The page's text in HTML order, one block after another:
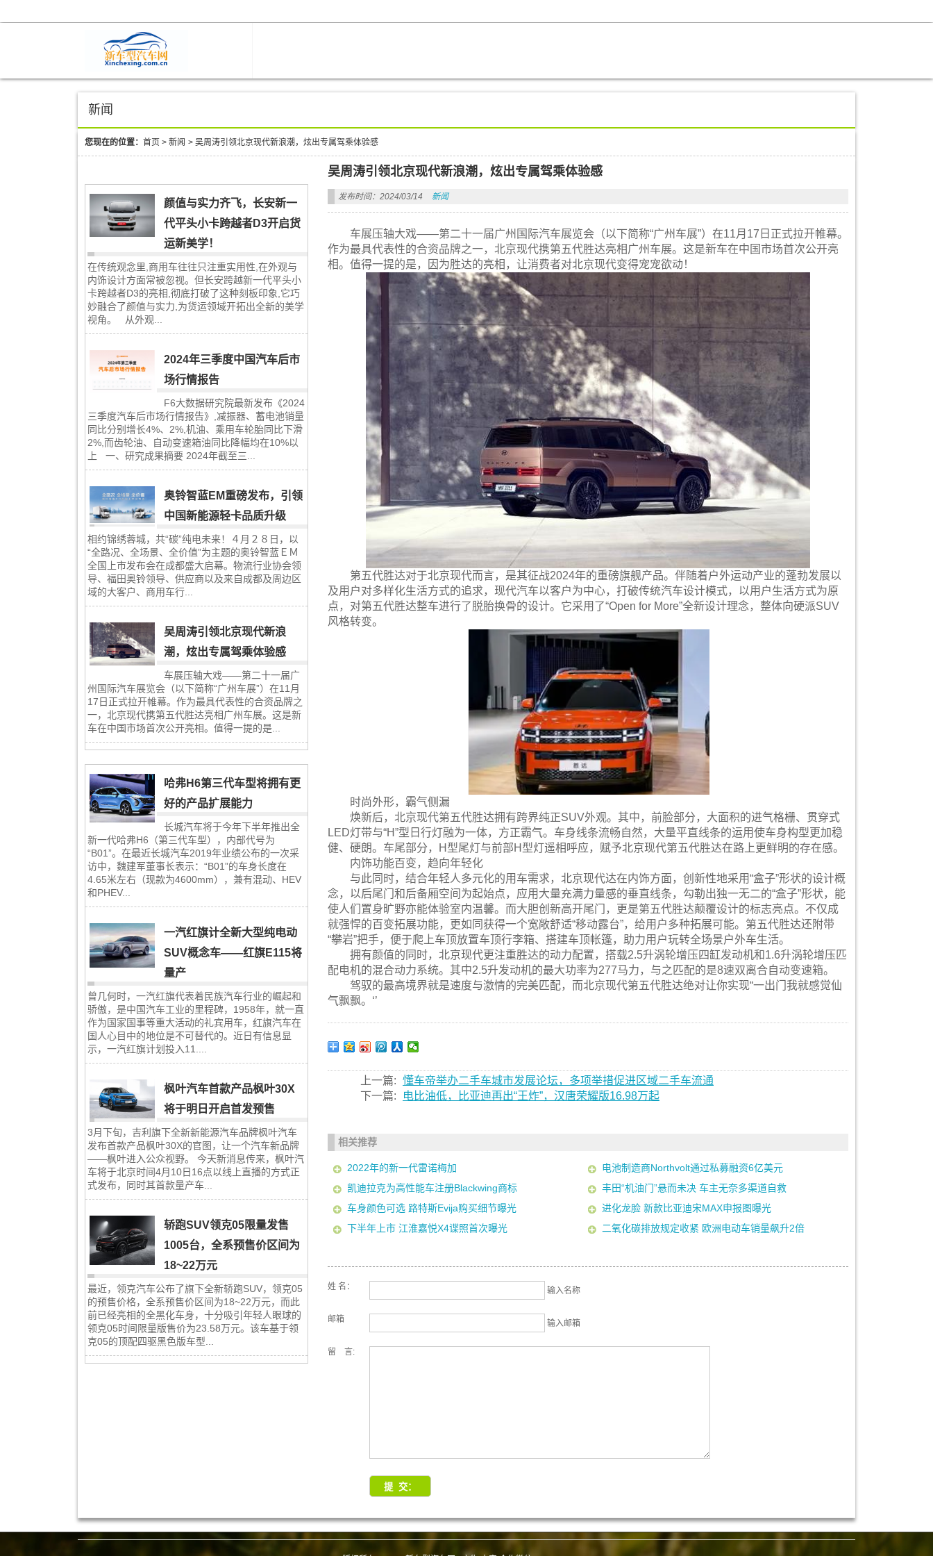
新闻
您现在的位置： 首页 > 新闻 > 吴周涛引领北京现代新浪潮，炫出专属驾乘体验感
颜值与实力齐飞，长安新一
代平头小卡跨越者D3开启货
运新美学！
在传统观念里,商用车往往只注重实用性,在外观与
内饰设计方面常被忽视。但长安跨越新一代平头小
卡跨越者D3的亮相,彻底打破了这种刻板印象,它巧
妙融合了颜值与实力,为货运领域开拓出全新的美学
视角。 从外观...
2024年三季度中国汽车后市
场行情报告
F6大数据研究院最新发布《2024
三季度汽车后市场行情报告》,减振器、蓄电池销量
同比分别增长4%、2%,机油、乘用车轮胎同比下滑
2%,而齿轮油、自动变速箱油同比降幅均在10%以
上 一、研究成果摘要 2024年截至三...
奥铃智蓝EM重磅发布，引领
中国新能源轻卡品质升级
相约锦绣蓉城，共“碳”纯电未来！４月２８日，以
“全路况、全场景、全价值”为主题的奥铃智蓝ＥＭ
全国上市发布会在成都盛大启幕。物流行业协会领
导、福田奥铃领导、供应商以及来自成都及周边区
域的大客户、商用车行...
吴周涛引领北京现代新浪
潮，炫出专属驾乘体验感
车展压轴大戏——第二十一届广
州国际汽车展览会（以下简称“广州车展”）在11月
17日正式拉开帷幕。作为最具代表性的合资品牌之
一，北京现代携第五代胜达亮相广州车展。这是新
车在中国市场首次公开亮相。值得一提的是...
哈弗H6第三代车型将拥有更
好的产品扩展能力
长城汽车将于今年下半年推出全
新一代哈弗H6（第三代车型），内部代号为
“B01”。在最近长城汽车2019年业绩公布的一次采
访中，魏建军董事长表示：“B01”的车身长度在
4.65米左右（现款为4600mm），兼有混动、HEV
和PHEV...
一汽红旗计全新大型纯电动
SUV概念车——红旗E115将
量产
曾几何时，一汽红旗代表着民族汽车行业的崛起和
骄傲，是中国汽车工业的里程碑，1958年，就一直
作为国家国事等重大活动的礼宾用车，红旗汽车在
国人心目中的地位是不可替代的。近日有信息显
示，一汽红旗计划投入11....
枫叶汽车首款产品枫叶30X
将于明日开启首发预售
3月下旬，吉利旗下全新新能源汽车品牌枫叶汽车
发布首款产品枫叶30X的官图，让一个汽车新品牌
——枫叶进入公众视野。 今天新消息传来，枫叶汽
车将于北京时间4月10日16点以线上直播的方式正
式发布，同时其首款量产车...
轿跑SUV领克05限量发售
1005台，全系预售价区间为
18~22万元
最近，领克汽车公布了旗下全新轿跑SUV，领克05
的预售价格，全系预售价区间为18~22万元，而此
前已经亮相的全黑化车身，十分吸引年轻人眼球的
领克05时间限量版售价为23.58万元。该车基于领
克05的顶配四驱黑色版车型...
吴周涛引领北京现代新浪潮，炫出专属驾乘体验感
发布时间：2024/03/14 新闻
车展压轴大戏——第二十一届广州国际汽车展览会（以下简称“广州车展”）在11月17日正式拉开帷幕。
作为最具代表性的合资品牌之一，北京现代携第五代胜达亮相广州车展。这是新车在中国市场首次公开亮
相。值得一提的是，因为胜达的亮相，让消费者对北京现代变得宠宠欲动！
第五代胜达对于北京现代而言，是其征战2024年的重磅旗舰产品。伴随着户外运动产业的蓬勃发展以
及用户对多样化生活方式的追求，现代汽车以客户为中心，打破传统汽车设计模式，以用户生活方式为原
点，对第五代胜达整车进行了脱胎换骨的设计。它采用了“Open for More”全新设计理念，整体向硬派SUV
风格转变。
时尚外形，霸气侧漏
焕新后，北京现代第五代胜达拥有跨界纯正SUV外观。其中，前脸部分，大面积的进气格栅、贯穿式
LED灯带与“H”型日行灯融为一体，方正霸气。车身线条流畅自然，大量平直线条的运用使车身构型更加稳
健、硬朗。车尾部分，H型尾灯与前部H型灯遥相呼应，赋予北京现代第五代胜达在路上更鲜明的存在感。
内饰功能百变，趋向年轻化
与此同时，结合年轻人多元化的用车需求，北京现代达在内饰方面，创新性地采用“盒子”形状的设计概
念，以后尾门和后备厢空间为起始点，应用大量充满力量感的垂直线条，勾勒出独一无二的“盒子”形状，能
使人们置身旷野亦能体验室内温馨。而大胆创新高开尾门，更是第五代胜达颠覆设计的标志亮点。不仅成
就强悍的百变拓展功能，更如同获得一个宽敞舒适“移动露台”，给用户多种拓展可能。第五代胜达还附带
“攀岩”把手，便于爬上车顶放置车顶行李箱、搭建车顶帐篷，助力用户玩转全场景户外车生活。
拥有颜值的同时，北京现代更注重胜达的动力配置，搭载2.5升涡轮增压四缸发动机和1.6升涡轮增压匹
配电机的混合动力系统。其中2.5升发动机的最大功率为277马力，与之匹配的是8速双离合自动变速箱。
驾驭的最高境界就是速度与激情的完美匹配，而北京现代第五代胜达绝对让你实现“一出门我就感觉仙
气飘飘。‘’
上一篇: 懂车帝举办二手车城市发展论坛，多项举措促进区域二手车流通
下一篇:
电比油低，比亚迪再出“王炸”，汉唐荣耀版16.98万起
相关推荐
2022年的新一代雷诺梅加
电池制造商Northvolt通过私募融资6亿美元
凯迪拉克为高性能车注册Blackwing商标
丰田“机油门”悬而未决 车主无奈多渠道自救
车身颜色可选 路特斯Evija购买细节曝光
进化龙脸 新款比亚迪宋MAX申报图曝光
下半年上市 江淮嘉悦X4谍照首次曝光
二氧化碳排放规定收紧 欧洲电动车销量飙升2倍
姓 名： 输入名称
邮箱 输入邮箱
留 言: